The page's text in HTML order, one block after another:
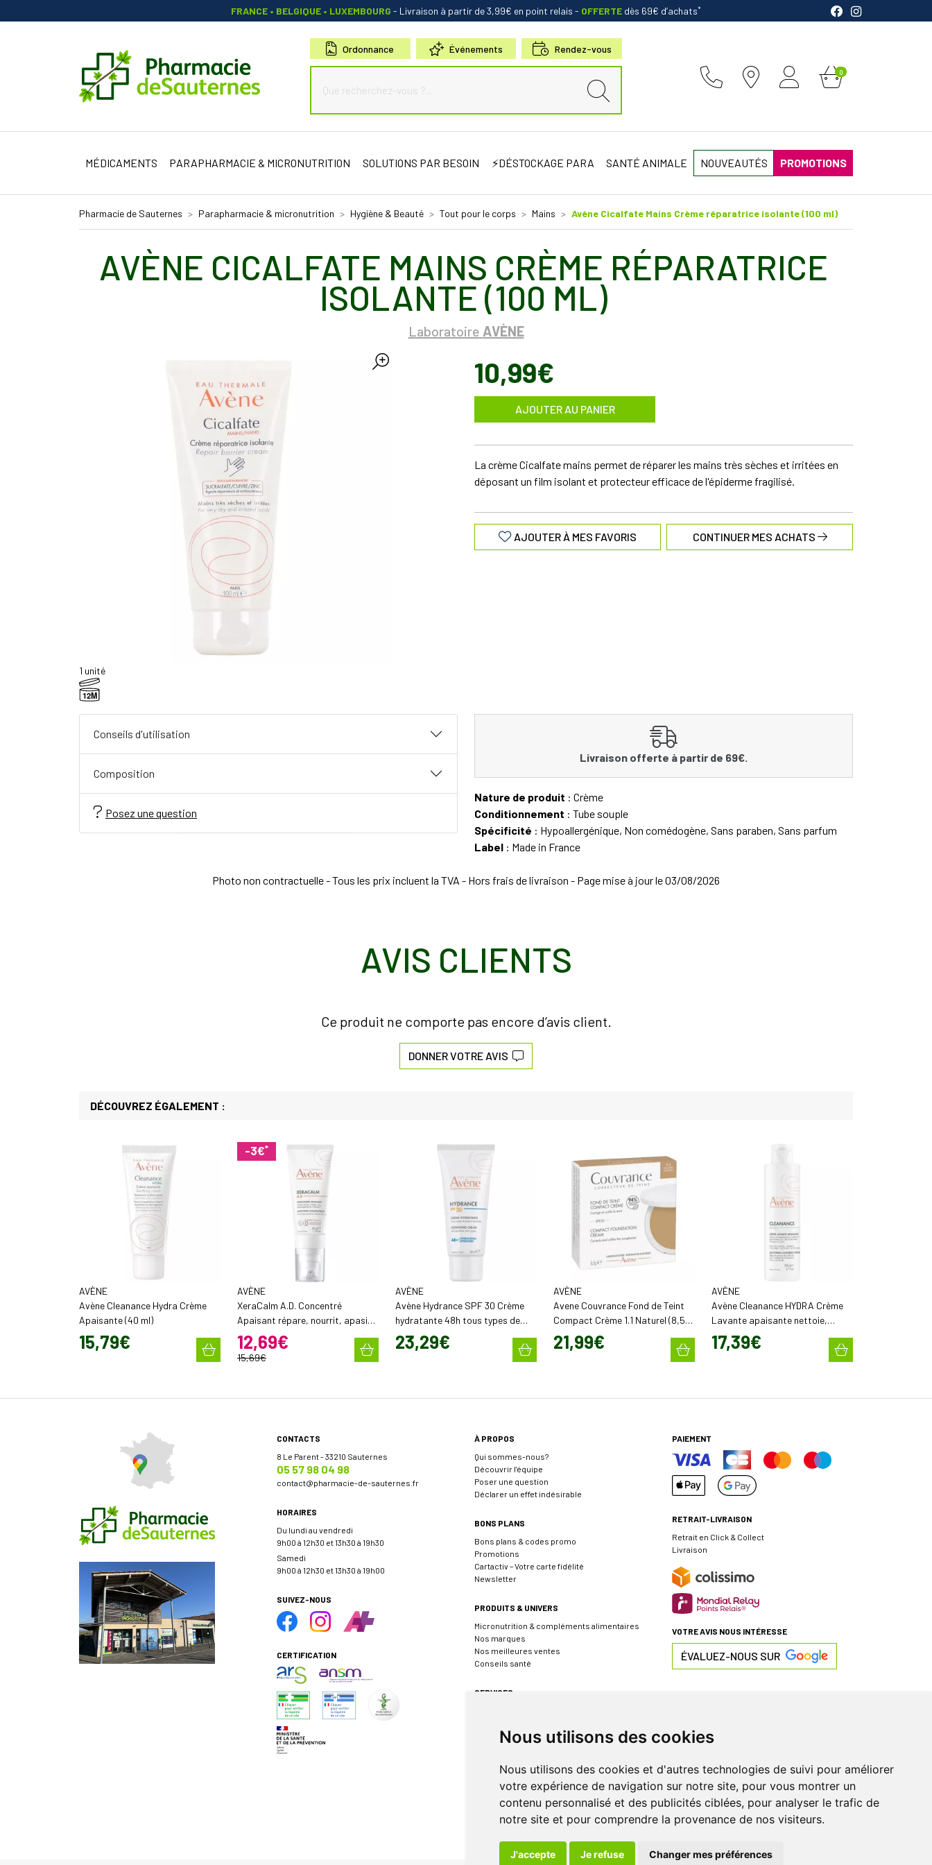
Nous utilisons des cookies
Nous utilisons des cookies et d'autres technologies de suivi pour améliorer
votre expérience de navigation sur notre site, pour vous montrer un
contenu personnalisé et des publicités ciblées, pour analyser le trafic de
notre site et pour comprendre la provenance de nos visiteurs.
J'accepte Je refuse Changer mes préférences
FRANCE • BELGIQUE • LUXEMBOURG - Livraison à partir de 3,99€ en point relais - OFFERTE dès 69€ d’achats*
Pharmacie de Sauternes Votre pharmacie en ligne à votre service
Ordonnance Événements Rendez-vous
0
MÉDICAMENTS PARAPHARMACIE & MICRONUTRITION SOLUTIONS PAR BESOIN ⚡DÉSTOCKAGE PARA SANTÉ ANIMALE NOUVEAUTÉS PROMOTIONS
Pharmacie de Sauternes Parapharmacie & micronutrition Hygiène & Beauté Tout pour le corps Mains Avène Cicalfate Mains Crème réparatrice isolante (100 ml)
AVÈNE CICALFATE MAINS CRÈME RÉPARATRICE
ISOLANTE (100 ML)
Laboratoire AVÈNE
1 unité
12M
10,99€
AJOUTER AU PANIER
La crème Cicalfate mains permet de réparer les mains très sèches et irritées en
déposant un film isolant et protecteur efficace de l'épiderme fragilisé.
AJOUTER À MES FAVORIS CONTINUER MES ACHATS
Conseils d'utilisation
Composition
Posez une question
Livraison offerte à partir de 69€.
Nature de produit : Crème
Conditionnement : Tube souple
Spécificité : Hypoallergénique, Non comédogène, Sans paraben, Sans parfum
Label : Made in France
Photo non contractuelle - Tous les prix incluent la TVA - Hors frais de livraison - Page mise à jour le 03/08/2026
AVIS CLIENTS
Ce produit ne comporte pas encore d’avis client.
DONNER VOTRE AVIS
DÉCOUVREZ ÉGALEMENT :
AVÈNE
Avène Cleanance Hydra Crème
Apaisante (40 ml)
15,79€
-3€*
AVÈNE
XeraCalm A.D. Concentré
Apaisant répare, nourrit, apasie
(40 ml)
12,69€
15,69€
AVÈNE
Avène Hydrance SPF 30 Crème
hydratante 48h tous types de
peaux sensibles (40 ml)
23,29€
AVÈNE
Avene Couvrance Fond de Teint
Compact Crème 1.1 Naturel (8,5
g)
21,99€
AVÈNE
Avène Cleanance HYDRA Crème
Lavante apaisante nettoie,
apaise & hydrate (200 ml)
17,39€
CONTACTS
8 Le Parent - 33210 Sauternes
05 57 98 04 98
contact@pharmacie-de-sauternes.fr
HORAIRES
Du lundi au vendredi
9h00 à 12h30 et 13h30 à 19h30
Samedi
9h00 à 12h30 et 13h30 à 19h00
SUIVEZ-NOUS
CERTIFICATION
À PROPOS
Qui sommes-nous?
Découvrir l’équipe
Poser une question
Déclarer un effet indésirable
BONS PLANS
Bons plans & codes promo
Promotions
Cartactiv – Votre carte fidélité
Newsletter
PRODUITS & UNIVERS
Micronutrition & compléments alimentaires
Nos marques
Nos meilleures ventes
Conseils santé
SERVICES
Événements
INFORMATIONS
Rappel de produit
PAIEMENT
RETRAIT-LIVRAISON
Retrait en Click & Collect
Livraison
VOTRE AVIS NOUS INTÉRESSE
ÉVALUEZ-NOUS SUR